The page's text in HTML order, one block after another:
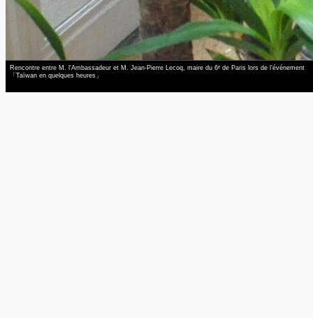
Rencontre entre M. l'Ambassadeur et M. Jean-Pierre Lecoq, maire du 6ᵉ de Paris lors de l’événement
「Taïwan en quelques heures」